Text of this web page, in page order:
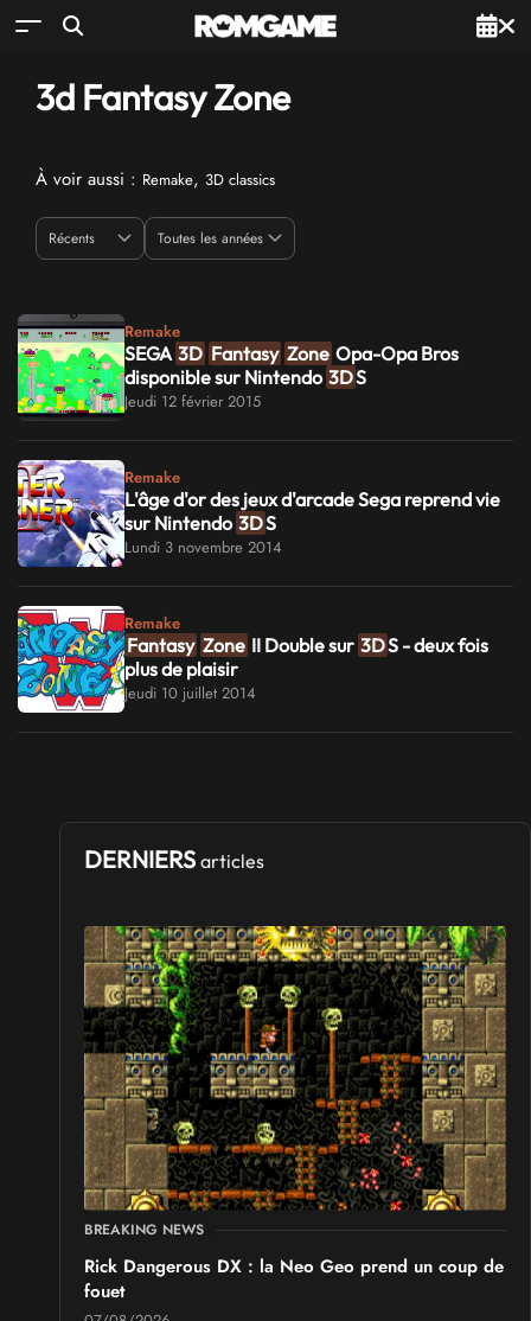
3d Fantasy Zone
À voir aussi : Remake, 3D classics
Remake
SEGA 3D Fantasy Zone Opa-Opa Bros
disponible sur Nintendo 3DS
Jeudi 12 février 2015
Remake
L'âge d'or des jeux d'arcade Sega reprend vie
sur Nintendo 3DS
Lundi 3 novembre 2014
Remake
Fantasy Zone II Double sur 3DS - deux fois
plus de plaisir
Jeudi 10 juillet 2014
DERNIERS articles
BREAKING NEWS
Rick Dangerous DX : la Neo Geo prend un coup de
fouet